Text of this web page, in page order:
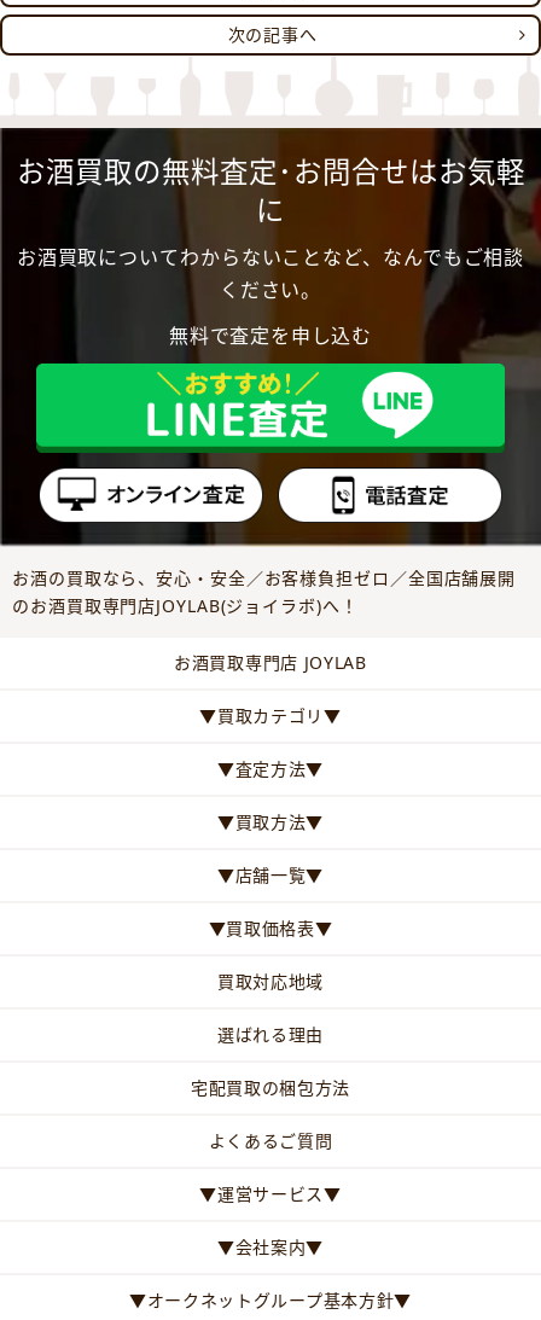
次の記事へ
お酒買取の無料査定･お問合せはお気軽
に
お酒買取についてわからないことなど、なんでもご相談
ください。
無料で査定を申し込む
お酒の買取なら、安心・安全／お客様負担ゼロ／全国店舗展開
のお酒買取専門店JOYLAB(ジョイラボ)へ！
お酒買取専門店 JOYLAB
▼買取カテゴリ▼
▼査定方法▼
▼買取方法▼
▼店舗一覧▼
▼買取価格表▼
買取対応地域
選ばれる理由
宅配買取の梱包方法
よくあるご質問
▼運営サービス▼
▼会社案内▼
▼オークネットグループ基本方針▼